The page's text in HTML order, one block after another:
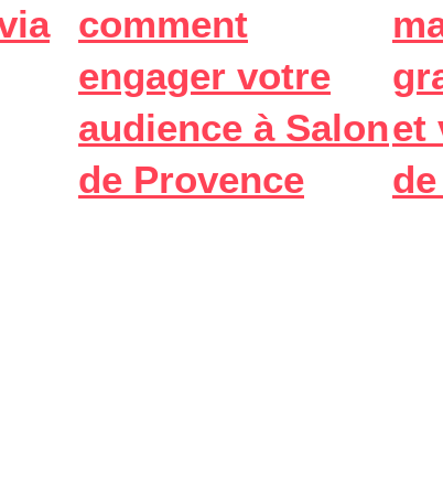
comment
engager votre
audience à Salon
de Provence
et